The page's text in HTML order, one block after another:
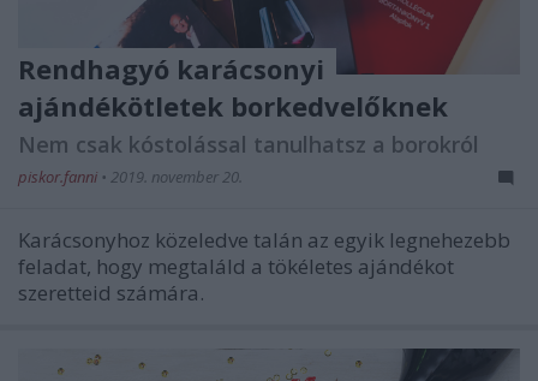
Rendhagyó karácsonyi
ajándékötletek borkedvelőknek
Nem csak kóstolással tanulhatsz a borokról
piskor.fanni • 2019. november 20.
Karácsonyhoz közeledve talán az egyik legnehezebb
feladat, hogy megtaláld a tökéletes ajándékot
szeretteid számára.